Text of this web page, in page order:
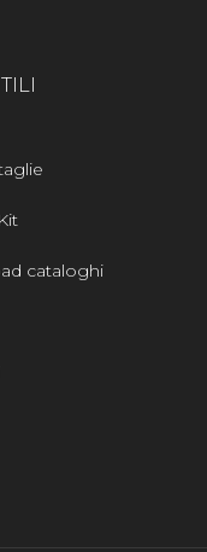
cataloghi